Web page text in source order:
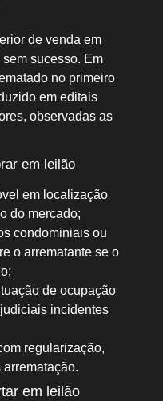
de venda em
sucesso. Em
no primeiro
em editais
observadas as
em leilão
em localização
do mercado;
condominiais ou
o arrematante se o
de ocupação
incidentes
regularização,
em leilão